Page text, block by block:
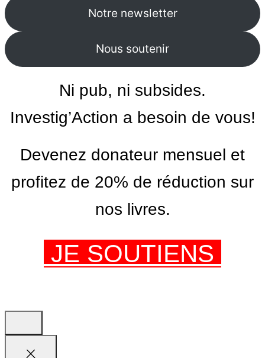
Notre newsletter
Nous soutenir
Ni pub, ni subsides.
Investig’Action a besoin de vous!
Devenez donateur mensuel et
profitez de 20% de réduction sur
nos livres.
JE SOUTIENS